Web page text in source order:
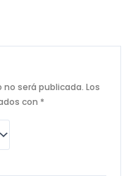
no será publicada. Los
con *